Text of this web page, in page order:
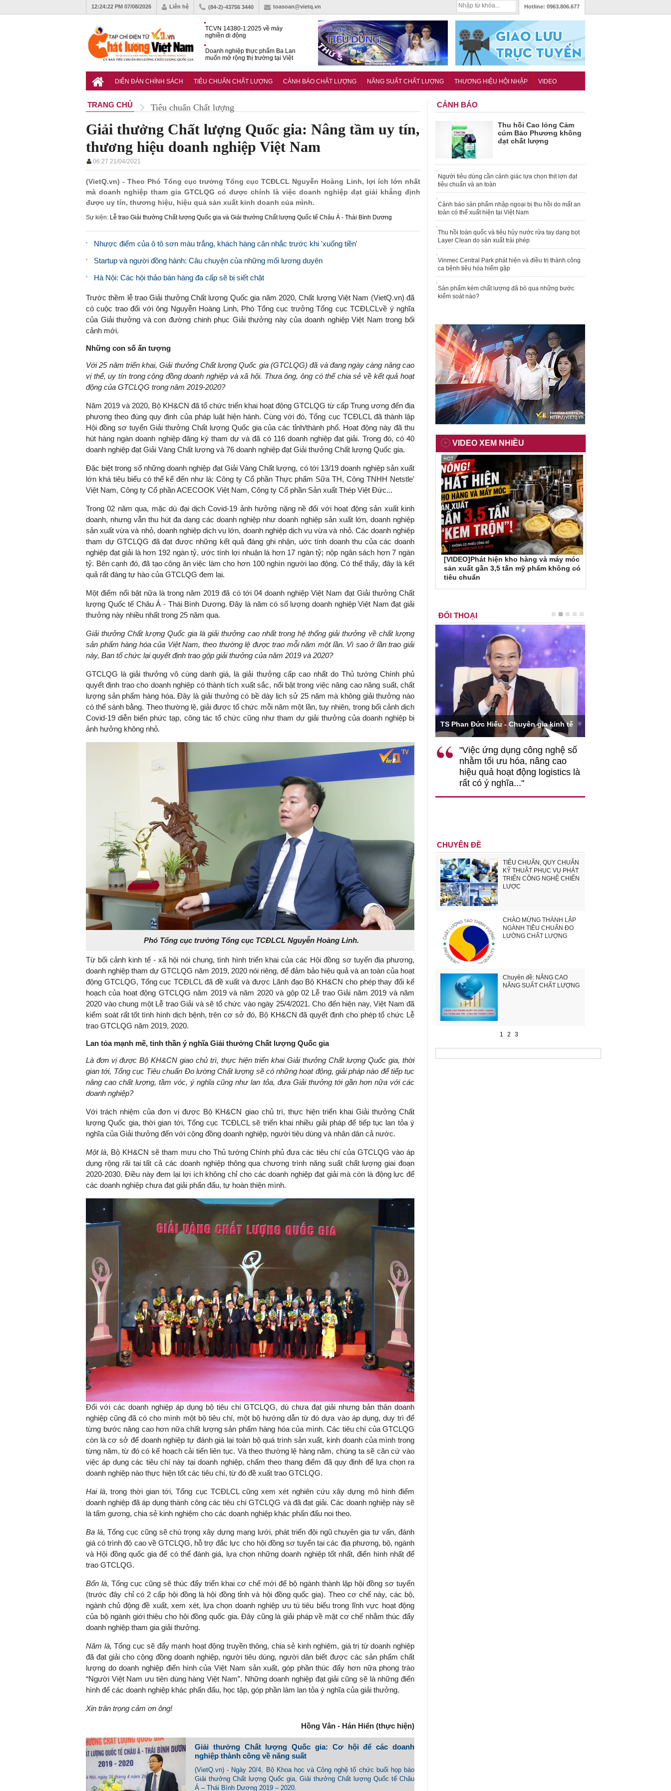
12:24:23 PM 07/08/2026 Liên hệ (84-2)-43756 3440 toasoan@vietq.vn Hotline: 0963.806.677
TCVN 14380-1:2025 về máy
nghiền di động
Doanh nghiệp thực phẩm Ba Lan
muốn mở rộng thị trường tại Việt
nghiệp chinh phục thị trường halal
DIỄN ĐÀN CHÍNH SÁCH TIÊU CHUẨN CHẤT LƯỢNG CẢNH BÁO CHẤT LƯỢNG NĂNG SUẤT CHẤT LƯỢNG THƯƠNG HIỆU HỘI NHẬP VIDEO
TRANG CHỦ Tiêu chuẩn Chất lượng
Giải thưởng Chất lượng Quốc gia: Nâng tầm uy tín,
thương hiệu doanh nghiệp Việt Nam
06:27 21/04/2021
(VietQ.vn) - Theo Phó Tổng cục trưởng Tổng cục TCĐLCL Nguyễn Hoàng Linh, lợi ích lớn nhất
mà doanh nghiệp tham gia GTCLQG có được chính là việc doanh nghiệp đạt giải khẳng định
được uy tín, thương hiệu, hiệu quả sản xuất kinh doanh của mình.
Sự kiện: Lễ trao Giải thưởng Chất lượng Quốc gia và Giải thưởng Chất lượng Quốc tế Châu Á - Thái Bình Dương
Nhược điểm của ô tô sơn màu trắng, khách hàng cân nhắc trước khi 'xuống tiền'
Startup và người đồng hành: Câu chuyện của những mối lương duyên
Hà Nội: Các hội thảo bán hàng đa cấp sẽ bị siết chặt
Trước thềm lễ trao Giải thưởng Chất lượng Quốc gia năm 2020, Chất lượng Việt Nam (VietQ.vn) đã
có cuộc trao đổi với ông Nguyễn Hoàng Linh, Phó Tổng cục trưởng Tổng cục TCĐLCLvề ý nghĩa
của Giải thưởng và con đường chinh phục Giải thưởng này của doanh nghiệp Việt Nam trong bối
cảnh mới.
Những con số ấn tượng
Với 25 năm triển khai, Giải thưởng Chất lượng Quốc gia (GTCLQG) đã và đang ngày càng nâng cao
vị thế, uy tín trong cộng đồng doanh nghiệp và xã hội. Thưa ông, ông có thể chia sẻ về kết quả hoạt
động của GTCLQG trong năm 2019-2020?
Năm 2019 và 2020, Bộ KH&CN đã tổ chức triển khai hoạt động GTCLQG từ cấp Trung ương đến địa
phương theo đúng quy định của pháp luật hiện hành. Cùng với đó, Tổng cục TCĐLCL đã thành lập
Hội đồng sơ tuyển Giải thưởng Chất lượng Quốc gia của các tỉnh/thành phố. Hoạt động này đã thu
hút hàng ngàn doanh nghiệp đăng ký tham dự và đã có 116 doanh nghiệp đạt giải. Trong đó, có 40
doanh nghiệp đạt Giải Vàng Chất lượng và 76 doanh nghiệp đạt Giải thưởng Chất lượng Quốc gia.
Đặc biệt trong số những doanh nghiệp đạt Giải Vàng Chất lượng, có tới 13/19 doanh nghiệp sản xuất
lớn khá tiêu biểu có thể kể đến như là: Công ty Cổ phần Thực phẩm Sữa TH, Công TNHH Netstle’
Việt Nam, Công ty Cổ phần ACECOOK Việt Nam, Công ty Cổ phần Sản xuất Thép Việt Đức...
Trong 02 năm qua, mặc dù đại dịch Covid-19 ảnh hưởng nặng nề đối với hoạt động sản xuất kinh
doanh, nhưng vẫn thu hút đa dạng các doanh nghiệp như doanh nghiệp sản xuất lớn, doanh nghiệp
sản xuất vừa và nhỏ, doanh nghiệp dịch vụ lớn, doanh nghiệp dịch vụ vừa và nhỏ. Các doanh nghiệp
tham dự GTCLQG đã đạt được những kết quả đáng ghi nhận, uớc tính doanh thu của các doanh
nghiệp đạt giải là hơn 192 ngàn tỷ, ước tính lợi nhuận là hơn 17 ngàn tỷ; nộp ngân sách hơn 7 ngàn
tỷ. Bên cạnh đó, đã tạo công ăn việc làm cho hơn 100 nghìn người lao động. Có thể thấy, đây là kết
quả rất đáng tự hào của GTCLQG đem lại.
Một điểm nổi bật nữa là trong năm 2019 đã có tới 04 doanh nghiệp Việt Nam đạt Giải thưởng Chất
lượng Quốc tế Châu Á - Thái Bình Dương. Đây là năm có số lượng doanh nghiệp Việt Nam đạt giải
thưởng này nhiều nhất trong 25 năm qua.
Giải thưởng Chất lượng Quốc gia là giải thưởng cao nhất trong hệ thống giải thưởng về chất lượng
sản phẩm hàng hóa của Việt Nam, theo thường lệ được trao mỗi năm một lần. Vì sao ở lần trao giải
này, Ban tổ chức lại quyết định trao gộp giải thưởng của năm 2019 và 2020?
GTCLQG là giải thưởng vô cùng danh giá, là giải thưởng cấp cao nhất do Thủ tướng Chính phủ
quyết định trao cho doanh nghiệp có thành tích xuất sắc, nổi bật trong việc nâng cao năng suất, chất
lượng sản phẩm hàng hóa. Đây là giải thưởng có bề dày lịch sử 25 năm mà không giải thưởng nào
có thể sánh bằng. Theo thường lệ, giải được tổ chức mỗi năm một lần, tuy nhiên, trong bối cảnh dịch
Covid-19 diễn biến phức tạp, công tác tổ chức cũng như tham dự giải thưởng của doanh nghiệp bị
ảnh hưởng không nhỏ.
Phó Tổng cục trưởng Tổng cục TCĐLCL Nguyễn Hoàng Linh.
Từ bối cảnh kinh tế - xã hội nói chung, tình hình triển khai của các Hội đồng sơ tuyển địa phương,
doanh nghiệp tham dự GTCLQG năm 2019, 2020 nói riêng, để đảm bảo hiệu quả và an toàn của hoạt
động GTCLQG, Tổng cục TCĐLCL đã đề xuất và được Lãnh đạo Bộ KH&CN cho phép thay đổi kế
hoạch của hoạt động GTCLQG năm 2019 và năm 2020 và gộp 02 Lễ trao Giải năm 2019 và năm
2020 vào chung một Lễ trao Giải và sẽ tổ chức vào ngày 25/4/2021. Cho đến hiện nay, Việt Nam đã
kiểm soát rất tốt tình hình dịch bệnh, trên cơ sở đó, Bộ KH&CN đã quyết định cho phép tổ chức Lễ
trao GTCLQG năm 2019, 2020.
Lan tỏa mạnh mẽ, tinh thần ý nghĩa Giải thưởng Chất lượng Quốc gia
Là đơn vị được Bộ KH&CN giao chủ trì, thực hiện triển khai Giải thưởng Chất lượng Quốc gia, thời
gian tới, Tổng cục Tiêu chuẩn Đo lường Chất lượng sẽ có những hoạt động, giải pháp nào để tiếp tục
nâng cao chất lượng, tầm vóc, ý nghĩa cũng như lan tỏa, đưa Giải thưởng tới gần hơn nữa với các
doanh nghiệp?
Với trách nhiệm của đơn vị được Bộ KH&CN giao chủ trì, thực hiện triển khai Giải thưởng Chất
lượng Quốc gia, thời gian tới, Tổng cục TCĐLCL sẽ triển khai nhiều giải pháp để tiếp tục lan tỏa ý
nghĩa của Giải thưởng đến với cộng đồng doanh nghiệp, người tiêu dùng và nhân dân cả nước.
Một là, Bộ KH&CN sẽ tham mưu cho Thủ tướng Chính phủ đưa các tiêu chí của GTCLQG vào áp
dụng rộng rãi tại tất cả các doanh nghiệp thông qua chương trình năng suất chất lượng giai đoạn
2020-2030. Điều này đem lại lợi ích không chỉ cho các doanh nghiệp đạt giải mà còn là động lực để
các doanh nghiệp chưa đạt giải phấn đấu, tự hoàn thiện mình.
Đối với các doanh nghiệp áp dụng bộ tiêu chí GTCLQG, dù chưa đạt giải nhưng bản thân doanh
nghiệp cũng đã có cho mình một bộ tiêu chí, một bộ hướng dẫn từ đó dựa vào áp dụng, duy trì để
từng bước nâng cao hơn nữa chất lượng sản phẩm hàng hóa của mình. Các tiêu chí của GTCLQG
còn là cơ sở để doanh nghiệp tự đánh giá lại toàn bộ quá trình sản xuất, kinh doanh của mình trong
từng năm, từ đó có kế hoạch cải tiến liên tục. Và theo thường lệ hàng năm, chúng ta sẽ căn cứ vào
việc áp dụng các tiêu chí này tại doanh nghiệp, chấm theo thang điểm đã quy định để lựa chọn ra
doanh nghiệp nào thực hiện tốt các tiêu chí, từ đó đề xuất trao GTCLQG.
Hai là, trong thời gian tới, Tổng cục TCĐLCL cũng xem xét nghiên cứu xây dựng mô hình điểm
doanh nghiệp đã áp dụng thành công các tiêu chí GTCLQG và đã đạt giải. Các doanh nghiệp này sẽ
là tấm gương, chia sẻ kinh nghiệm cho các doanh nghiệp khác phấn đấu noi theo.
Ba là, Tổng cục cũng sẽ chú trọng xây dựng mạng lưới, phát triển đội ngũ chuyên gia tư vấn, đánh
giá có trình độ cao về GTCLQG, hỗ trợ đắc lực cho hội đồng sơ tuyển tại các địa phương, bộ, ngành
và Hội đồng quốc gia để có thể đánh giá, lựa chọn những doanh nghiệp tốt nhất, điển hình nhất để
trao GTCLQG.
Bốn là, Tổng cục cũng sẽ thúc đẩy triển khai cơ chế mới để bộ ngành thành lập hội đồng sơ tuyển
(trước đây chỉ có 2 cấp hội đồng là hội đồng tỉnh và hội đồng quốc gia). Theo cơ chế này, các bộ,
ngành chủ động đề xuất, xem xét, lựa chọn doanh nghiệp ưu tú tiêu biểu trong lĩnh vực hoạt động
của bộ ngành giới thiệu cho hội đồng quốc gia. Đây cũng là giải pháp về mặt cơ chế nhằm thúc đẩy
doanh nghiệp tham gia giải thưởng.
Năm là,Tổng cục sẽ đẩy mạnh hoạt động truyền thông, chia sẻ kinh nghiệm, giá trị từ doanh nghiệp
đã đạt giải cho cộng đồng doanh nghiệp, người tiêu dùng, người dân biết được các sản phẩm chất
lượng do doanh nghiệp điển hình của Việt Nam sản xuất, góp phần thúc đẩy hơn nữa phong trào
“Người Việt Nam ưu tiên dùng hàng Việt Nam”. Những doanh nghiệp đạt giải cũng sẽ là những điển
hình để các doanh nghiệp khác phấn đấu, học tập, góp phần làm lan tỏa ý nghĩa của giải thưởng.
Xin trân trọng cảm ơn ông!
Hồng Vân - Hán Hiển (thực hiện)
Giải thưởng Chất lượng Quốc gia: Cơ hội để các doanh
nghiệp thành công về năng suất
(VietQ.vn) - Ngày 20/4, Bộ Khoa học và Công nghệ tổ chức buổi họp báo
Giải thưởng Chất lượng Quốc gia, Giải thưởng Chất lượng Quốc tế Châu
Á – Thái Bình Dương 2019 – 2020.
CẢNH BÁO
Thu hồi Cao lỏng Cảm
cúm Bảo Phương không
đạt chất lượng
Người tiêu dùng cần cảnh giác lựa chọn thịt lợn đạt
tiêu chuẩn và an toàn
Cảnh báo sản phẩm nhập ngoại bị thu hồi do mất an
toàn có thể xuất hiện tại Việt Nam
Thu hồi toàn quốc và tiêu hủy nước rửa tay dạng bọt
Layer Clean do sản xuất trái phép
Vinmec Central Park phát hiện và điều trị thành công
ca bệnh tiêu hóa hiếm gặp
Sản phẩm kém chất lượng đã bỏ qua những bước
kiểm soát nào?
VIDEO XEM NHIỀU
[VIDEO]Phát hiện kho hàng và máy móc
sản xuất gần 3,5 tấn mỹ phẩm không có
tiêu chuẩn
ĐỐI THOẠI
TS. Nguyễn Đức Độ - Phó Viện trưởng
Viện Kinh tế Tài chính
"Có rất nhiều việc phải làm
ngay từ bây giờ và trên thực tế
đang được tiến hành như tăng
đầu tư cho khoa học công
nghệ; ban hành các cơ chế
khuyến khích đổi mới sáng tạo,
khởi nghiệp..."
Việc sử dụng hiệu quả chính
sách tài khóa không chỉ mang ý
nghĩa hỗ trợ ngắn hạn mà còn
đóng vai trò tạo nền tảng cho
tăng trưởng bền vững dài hạn.
TS Phan Đức Hiếu - Chuyên gia kinh tế
"Việc ứng dụng công nghệ số
nhằm tối ưu hóa, nâng cao
hiệu quả hoạt động logistics là
rất có ý nghĩa..."
CHUYÊN ĐỀ
TIÊU CHUẨN, QUY CHUẨN
KỸ THUẬT PHỤC VỤ PHÁT
TRIỂN CÔNG NGHỆ CHIẾN
LƯỢC
CHÀO MỪNG THÀNH LẬP
NGÀNH TIÊU CHUẨN ĐO
LƯỜNG CHẤT LƯỢNG
Chuyên đề: NÂNG CAO
NĂNG SUẤT CHẤT LƯỢNG
1 2 3